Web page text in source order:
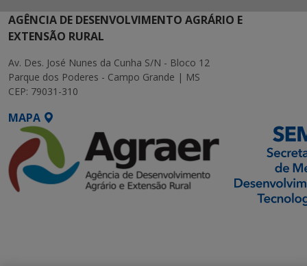
AGÊNCIA DE DESENVOLVIMENTO AGRÁRIO E
EXTENSÃO RURAL
Av. Des. José Nunes da Cunha S/N - Bloco 12
Parque dos Poderes - Campo Grande | MS
CEP: 79031-310
MAPA